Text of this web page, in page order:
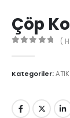
Çöp
(
Kategoriler: